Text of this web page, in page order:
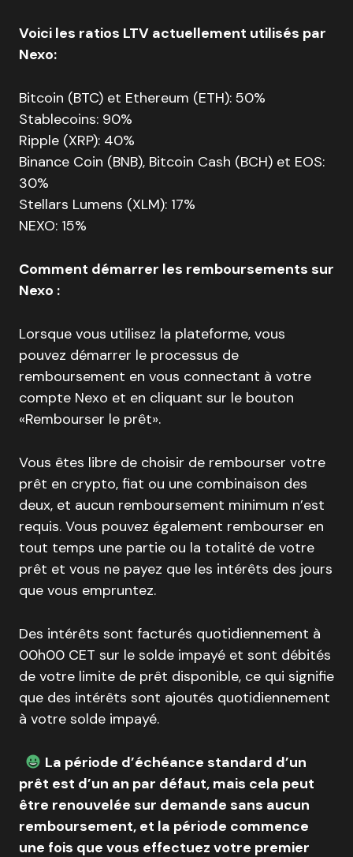
Voici les ratios LTV actuellement utilisés par
Nexo:
Bitcoin (BTC) et Ethereum (ETH): 50%
Stablecoins: 90%
Ripple (XRP): 40%
Binance Coin (BNB), Bitcoin Cash (BCH) et EOS:
30%
Stellars Lumens (XLM): 17%
NEXO: 15%
Comment démarrer les remboursements sur
Nexo :
Lorsque vous utilisez la plateforme, vous
pouvez démarrer le processus de
remboursement en vous connectant à votre
compte Nexo et en cliquant sur le bouton
«Rembourser le prêt».
Vous êtes libre de choisir de rembourser votre
prêt en crypto, fiat ou une combinaison des
deux, et aucun remboursement minimum n’est
requis. Vous pouvez également rembourser en
tout temps une partie ou la totalité de votre
prêt et vous ne payez que les intérêts des jours
que vous empruntez.
Des intérêts sont facturés quotidiennement à
00h00 CET sur le solde impayé et sont débités
de votre limite de prêt disponible, ce qui signifie
que des intérêts sont ajoutés quotidiennement
à votre solde impayé.
La période d’échéance standard d’un
prêt est d’un an par défaut, mais cela peut
être renouvelée sur demande sans aucun
remboursement, et la période commence
une fois que vous effectuez votre premier